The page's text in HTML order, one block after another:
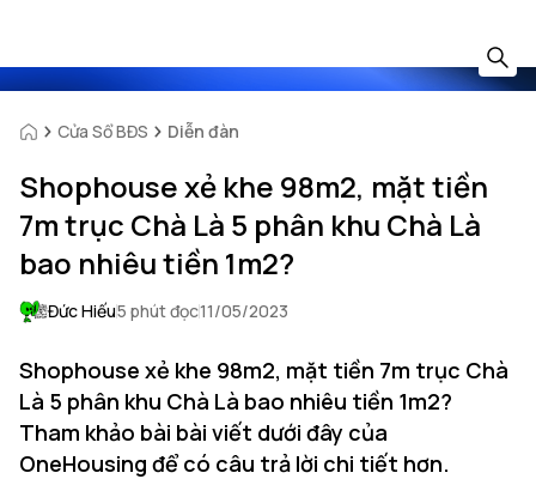
Cửa Sổ BĐS Diễn đàn
Shophouse xẻ khe 98m2, mặt tiền
7m trục Chà Là 5 phân khu Chà Là
bao nhiêu tiền 1m2?
Đức Hiếu5 phút đọc11/05/2023
Shophouse xẻ khe 98m2, mặt tiền 7m trục Chà
Là 5 phân khu Chà Là bao nhiêu tiền 1m2?
Tham khảo bài bài viết dưới đây của
OneHousing để có câu trả lời chi tiết hơn.